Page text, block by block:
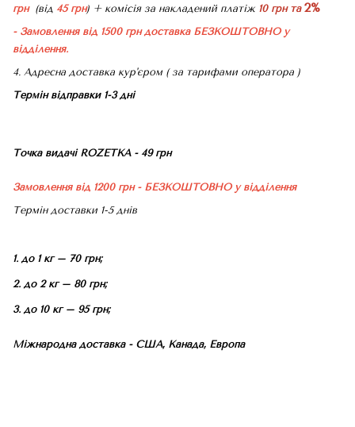
грн (від 45 грн) + комісія за накладений платіж 10 грн та 2%
- Замовлення від 1500 грн доставка БЕЗКОШТОВНО у
відділення.
4. Адресна доставка кур'єром ( за тарифами оператора )
Термін відправки 1-3 дні
Точка видачі ROZETKA - 49 грн
Замовлення від 1200 грн - БЕЗКОШТОВНО у відділення
Термін доставки 1-5 днів
1. до 1 кг – 70 грн;
2. до 2 кг – 80 грн;
3. до 10 кг – 95 грн;
Міжнародна доставка - США, Канада, Европа